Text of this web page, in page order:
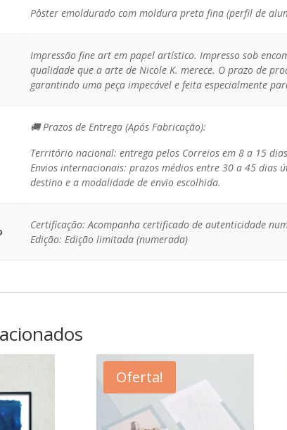
Pôster emoldurado com moldura preta fina (perfil de
Impressão fine art em papel artístico. Impresso sob
qualidade que a arte de Nicole K. merece. O prazo de
garantindo uma peça impecável e feita especialmente
🚚 Prazos de Entrega (Após Fabricação):
Território nacional: entrega pelos Correios em 8 a 15
Envios internacionais: prazos médios entre 30 a 45 dias
destino e a modalidade de envio escolhida.
Certificação: Acompanha certificado de autenticidade
Edição: Edição limitada (numerada)
Oferta!